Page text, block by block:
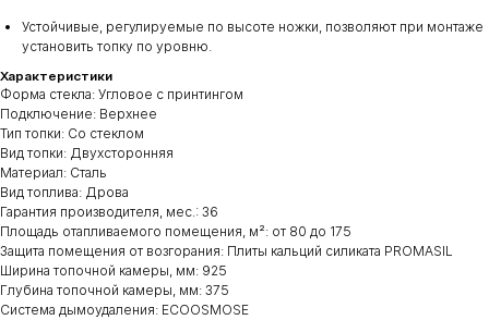
Устойчивые, регулируемые по высоте ножки, позволяют при монтаже
установить топку по уровню.
Характеристики
Форма стекла: Угловое с принтингом
Подключение: Верхнее
Тип топки: Со стеклом
Вид топки: Двухсторонняя
Материал: Сталь
Вид топлива: Дрова
Гарантия производителя, мес.: 36
Площадь отапливаемого помещения, м²: от 80 до 175
Защита помещения от возгорания: Плиты кальций силиката PROMASIL
Ширина топочной камеры, мм: 925
Глубина топочной камеры, мм: 375
Система дымоудаления: ECOOSMOSE